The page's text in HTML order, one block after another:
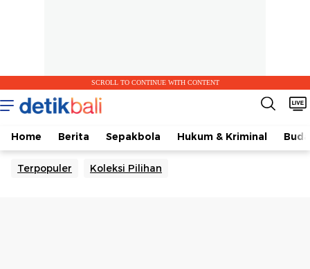
SCROLL TO CONTINUE WITH CONTENT
Home Berita Sepakbola Hukum & Kriminal
Terpopuler Koleksi Pilihan